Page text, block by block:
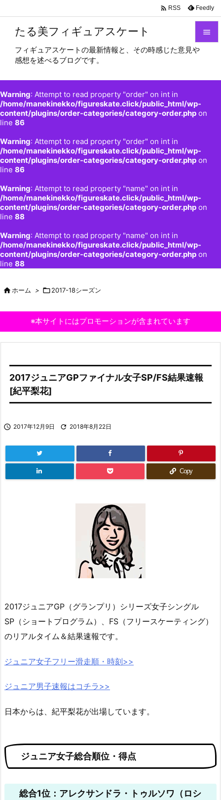
たる美フィギュアスケート
フィギュアスケートの最新情報と、その時感じた意見や
感想を述べるブログです。
Warning: Attempt to read property "order" on int in
/home/manekinekko/figureskate.click/public_html/wp-
content/plugins/order-categories/category-order.php on
line 86
Warning: Attempt to read property "order" on int in
/home/manekinekko/figureskate.click/public_html/wp-
content/plugins/order-categories/category-order.php on
line 86
Warning: Attempt to read property "name" on int in
/home/manekinekko/figureskate.click/public_html/wp-
content/plugins/order-categories/category-order.php on
line 88
Warning: Attempt to read property "name" on int in
/home/manekinekko/figureskate.click/public_html/wp-
content/plugins/order-categories/category-order.php on
line 88


前へ

 RSS Feedly
ホーム > 2017-18シーズン
※本サイトにはプロモーションが含まれています
2017ジュニアGPファイナル女子SP/FS結果速報
[紀平梨花]
 2017年12月9日  2018年8月22日
Copy
2017ジュニアGP（グランプリ）シリーズ女子シングル
SP（ショートプログラム）、FS（フリースケーティング）
のリアルタイム＆結果速報です。
ジュニア女子フリー滑走順・時刻>>
ジュニア男子速報はコチラ>>
日本からは、紀平梨花が出場しています。
ジュニア女子総合順位・得点
総合1位：アレクサンドラ・トゥルソワ（ロシ